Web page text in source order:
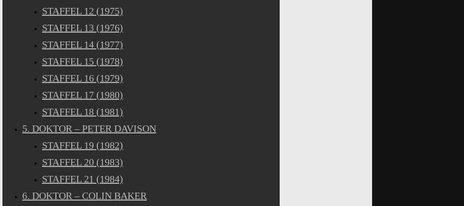
STAFFEL 12 (1975)
STAFFEL 13 (1976)
STAFFEL 14 (1977)
STAFFEL 15 (1978)
STAFFEL 16 (1979)
STAFFEL 17 (1980)
STAFFEL 18 (1981)
5. DOKTOR – PETER DAVISON
STAFFEL 19 (1982)
STAFFEL 20 (1983)
STAFFEL 21 (1984)
6. DOKTOR – COLIN BAKER